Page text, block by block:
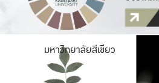
มหาวิทยาลัยสีเขียว